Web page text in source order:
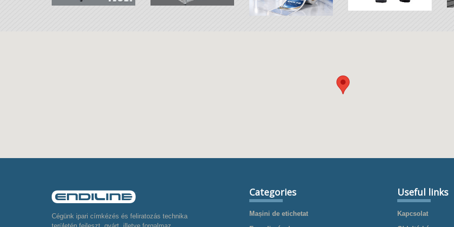
Cégünk ipari címkézés és feliratozás technika
területén fejleszt, gyárt, illetve forgalmaz
Categories
Mașini de etichetat
Useful links
Kapcsolat